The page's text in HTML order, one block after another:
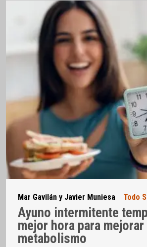
Mar Gavilán y Javier Muniesa Todo
Ayuno intermitente
mejor hora para mejorar
metabolismo